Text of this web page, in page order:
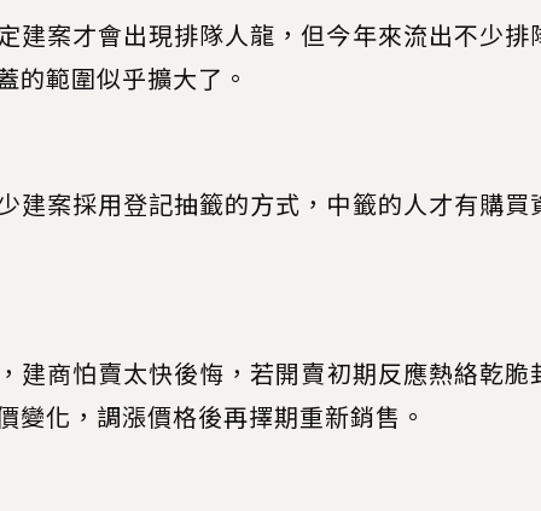
建案才會出現排隊人龍，但今年來流出不少排
的範圍似乎擴大了。
建案採用登記抽籤的方式，中籤的人才有購買
建商怕賣太快後悔，若開賣初期反應熱絡乾脆
變化，調漲價格後再擇期重新銷售。